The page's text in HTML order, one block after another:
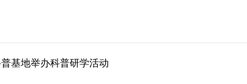
基地举办科普研学活动